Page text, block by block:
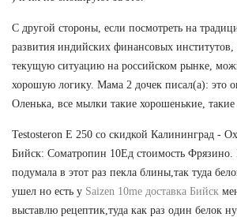
С другой стороны, если посмотреть на
развития индийских финансовых институтов,
текущую ситуацию на российском рынке,
хорошую логику. Мама 2 дочек писал(а): это
Оленька, все мылки такие хорошенькие,
Testosteron E 250 со скидкой Калининград -
Бийск: Cоматропин 10Ед стоимость Фрязино.
подумала в этот раз пекла блины,так туда
ушел но есть у Saizen 10me доставка Бийск
выставлю рецептик,туда как раз один белок